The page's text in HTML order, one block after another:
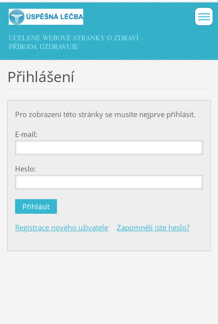
UCELENÉ WEBOVÉ STRÁNKY O ZDRAVÍ -
PŘÍRODA UZDRAVUJE
Přihlášení
Pro zobrazení této stránky se musíte nejprve přihlásit.
E-mail:
Heslo:
Registrace nového uživatele Zapomněli jste heslo?